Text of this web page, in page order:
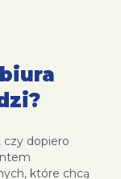
czy dopiero
które chcą